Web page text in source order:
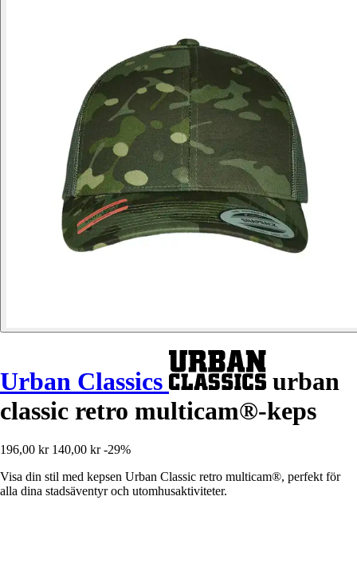
Urban Classics
urban
classic retro multicam®-keps
196,00 kr 140,00 kr -29%
Visa din stil med kepsen Urban Classic retro multicam®, perfekt för
alla dina stadsäventyr och utomhusaktiviteter.